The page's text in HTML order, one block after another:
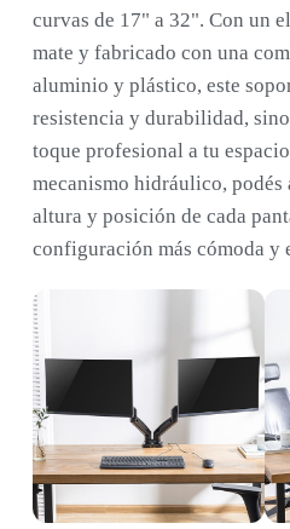
curvas de 17" a 32". Con un
mate y fabricado con una
aluminio y plástico, este
resistencia y durabilidad,
toque profesional a tu
mecanismo hidráulico,
altura y posición de cada
configuración más cómoda y